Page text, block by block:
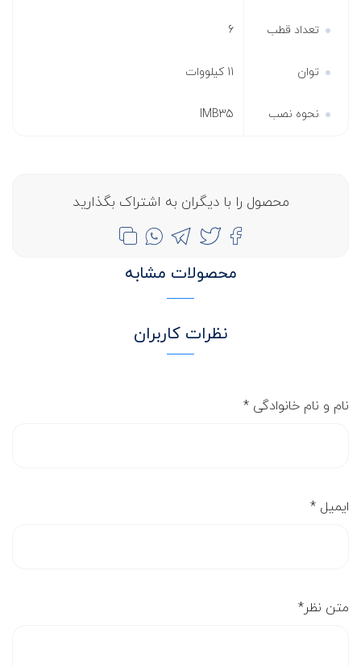
تعداد قطب 6
توان 11 کیلووات
نحوه نصب IMB35
محصول را با دیگران به اشتراک بگذارید
محصولات مشابه
نظرات کاربران
نام و نام خانوادگی *
ایمیل *
متن نظر*